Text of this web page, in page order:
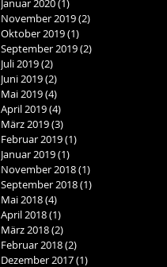
Januar 2020(1)
November 2019(2)
Oktober 2019(1)
September 2019(2)
Juli 2019(2)
Juni 2019(2)
Mai 2019(4)
April 2019(4)
März 2019(3)
Februar 2019(1)
Januar 2019(1)
November 2018(1)
September 2018(1)
Mai 2018(4)
April 2018(1)
März 2018(2)
Februar 2018(2)
Dezember 2017(1)